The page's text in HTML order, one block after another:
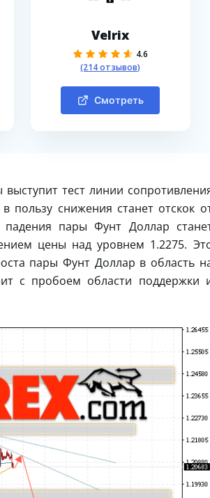
Velrix
4.6
(214 отзывов)
Смотреть
тест линии
пользу снижения станет отскок
пары Фунт Доллар
цены над уровнем 1.2275.
пары Фунт Доллар в область
с пробоем области поддержки